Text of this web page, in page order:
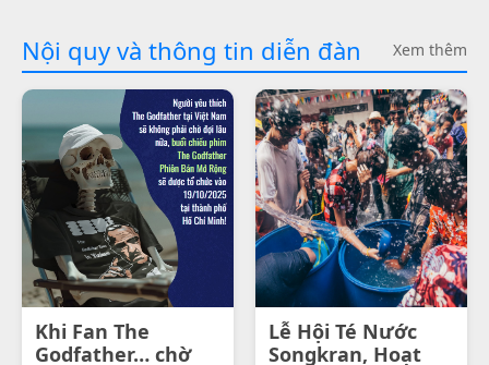
Nội quy và thông tin diễn đàn Xem thêm
Khi Fan The
Godfather… chờ
Lễ Hội Té Nước
Songkran, Hoạt